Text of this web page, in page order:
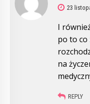
23
I
po to co
na
REPLY